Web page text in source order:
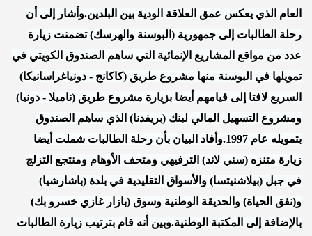
العام الذي يعكس عمق العلاقة الودية بين البلدين.وأشار إلى أن
رحلة الطالبات إلى جمهورية (البوسنة والهرسك) تضمنت زيارة
عدد من مواقع المشاريع الإنمائية التي ساهم الصندوق الكويتي في
تمويلها في البوسنة منها مشروع طريق (كاكانج - دونياغراسانيكا)
السريع لافتا إلى قيامهم أيضا بزيارة مشروع طريق (ناميلا - دونيا)
ومشروع التسهيل المالي لبنك (بريفدنا) الذي ساهم الصندوق
بتمويله عام 1997.وأفاد البيان بأن رحلة الطالبات شملت أيضا
زيارة متنزه (سني لاند) الترفيهي ومتحف الأوهام ومنتجع التزلج
في جبل (بيلاشنيتسا) والأسواق التقليدية في بلدة (باشارشيا)
و(نفق الحياة) والحديقة الوطنية وسوق (بازار غازي خسرو بك)
بالإضافة إلى المكتبة الوطنية.وبين أنه قام بترتيب زيارة الطالبات